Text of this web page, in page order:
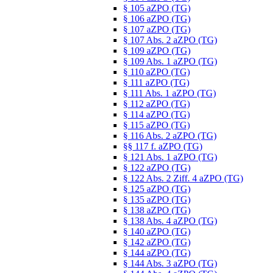
§ 105 aZPO (TG)
§ 106 aZPO (TG)
§ 107 aZPO (TG)
§ 107 Abs. 2 aZPO (TG)
§ 109 aZPO (TG)
§ 109 Abs. 1 aZPO (TG)
§ 110 aZPO (TG)
§ 111 aZPO (TG)
§ 111 Abs. 1 aZPO (TG)
§ 112 aZPO (TG)
§ 114 aZPO (TG)
§ 115 aZPO (TG)
§ 116 Abs. 2 aZPO (TG)
§§ 117 f. aZPO (TG)
§ 121 Abs. 1 aZPO (TG)
§ 122 aZPO (TG)
§ 122 Abs. 2 Ziff. 4 aZPO (TG)
§ 125 aZPO (TG)
§ 135 aZPO (TG)
§ 138 aZPO (TG)
§ 138 Abs. 4 aZPO (TG)
§ 140 aZPO (TG)
§ 142 aZPO (TG)
§ 144 aZPO (TG)
§ 144 Abs. 3 aZPO (TG)